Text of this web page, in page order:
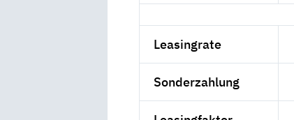
Leasingrate
Sonderzahlung